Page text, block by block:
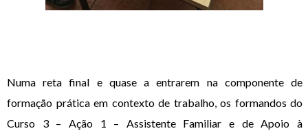
Numa reta final e quase a entrarem na componente de
formação prática em contexto de trabalho, os formandos do
Curso 3 – Ação 1 – Assistente Familiar e de Apoio à